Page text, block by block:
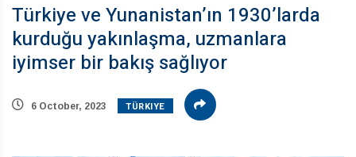
Türkiye ve Yunanistan’ın 1930’larda
kurduğu yakınlaşma, uzmanlara
iyimser bir bakış sağlıyor
6 October, 2023 TÜRKIYE